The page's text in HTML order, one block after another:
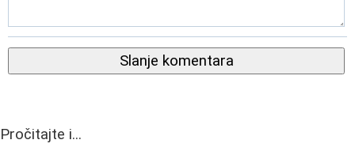
Slanje komentara
Pročitajte i...